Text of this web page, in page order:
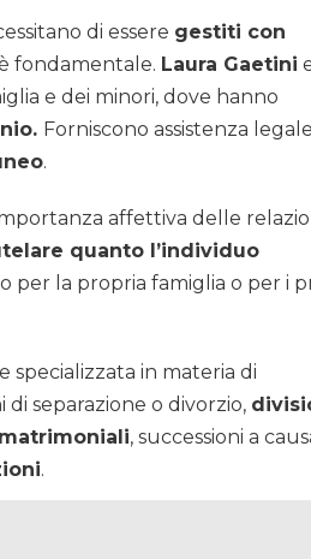
di essere gestiti con
fondamentale. Laura Gaetini
e dei minori, dove hanno
Forniscono assistenza
.
affettiva delle
quanto l’individuo
per la propria famiglia o per i
specializzata in materia di
separazione o divorzio,
, successioni a
.